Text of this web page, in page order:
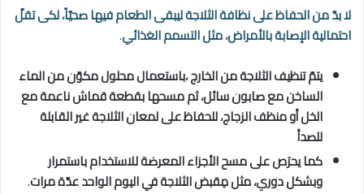
لا بدّ من الحفاظ على نظافة الثلاجة ليبقى الطعام فيها صحيّاً، لكى تقلّ
احتمالية الإصابة بالأمراض، مثل التسمم الغذائي.
يتمّ تنظيف الثلاجة من الخارج ،باستعمال محلول مكوّن من الماء
الساخن مع صابون سائل، ثم مسحها بقطعة قماش ناعمة مع
الخل أو منظف الزجاج، للحفاظ على لمعان الثلاجة غير القابلة
للصدأ
كما يحرَص على مسح الأجزاء المعرضة للاستخدام باستمرار
وبشكل دوري، مثل مِقبض الثلاجة في اليوم الواحد عدّة مرات.